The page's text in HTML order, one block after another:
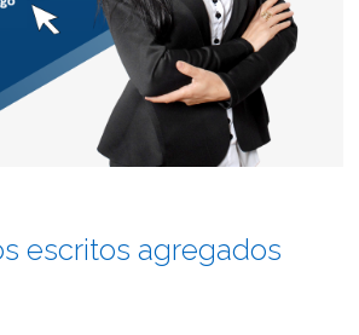
escritos agregados